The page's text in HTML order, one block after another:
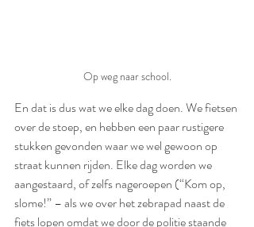
Op weg naar school.
En dat is dus wat we elke dag doen. We fietsen
over de stoep, en hebben een paar rustigere
stukken gevonden waar we wel gewoon op
straat kunnen rijden. Elke dag worden we
aangestaard, of zelfs nageroepen (“Kom op,
slome!” – als we over het zebrapad naast de
fiets lopen omdat we door de politie staande